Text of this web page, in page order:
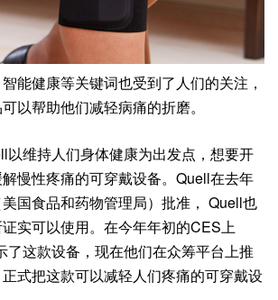
能健康等关键词也受到了人们的关注，
以帮助他们减轻病痛的折磨。
以维持人们身体健康为出发点，想要开
慢性疼痛的可穿戴设备。Quell在去年
国食品和药物管理局）批准， Quell也
实可以使用。在今年年初的CES上
了这款设备，现在他们在众筹平台上推
式把这款可以减轻人们疼痛的可穿戴设